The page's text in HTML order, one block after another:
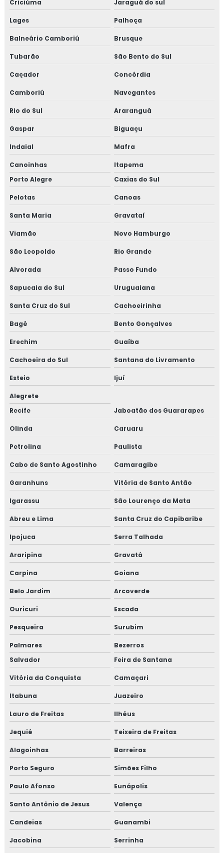
Criciúma Jaraguá do sul
Lages Palhoça
Balneário Camboriú Brusque
Tubarão São Bento do Sul
Caçador Concórdia
Camboriú Navegantes
Rio do Sul Araranguá
Gaspar Biguaçu
Indaial Mafra
Canoinhas
Itapema
Porto Alegre
Caxias do Sul
Pelotas Canoas
Santa Maria Gravataí
Viamão Novo Hamburgo
São Leopoldo Rio Grande
Alvorada Passo Fundo
Sapucaia do Sul Uruguaiana
Santa Cruz do Sul Cachoeirinha
Bagé Bento Gonçalves
Erechim Guaíba
Cachoeira do Sul Santana do Livramento
Esteio Ijuí
Alegrete
Recife
Jaboatão dos Guararapes
Olinda Caruaru
Petrolina Paulista
Cabo de Santo Agostinho Camaragibe
Garanhuns Vitória de Santo Antão
Igarassu São Lourenço da Mata
Abreu e Lima Santa Cruz do Capibaribe
Ipojuca Serra Talhada
Araripina Gravatá
Carpina Goiana
Belo Jardim Arcoverde
Ouricuri Escada
Pesqueira Surubim
Palmares
Bezerros
Salvador
Feira de Santana
Vitória da Conquista Camaçari
Itabuna Juazeiro
Lauro de Freitas Ilhéus
Jequié Teixeira de Freitas
Alagoinhas Barreiras
Porto Seguro Simões Filho
Paulo Afonso Eunápolis
Santo Antônio de Jesus Valença
Candeias Guanambi
Jacobina Serrinha